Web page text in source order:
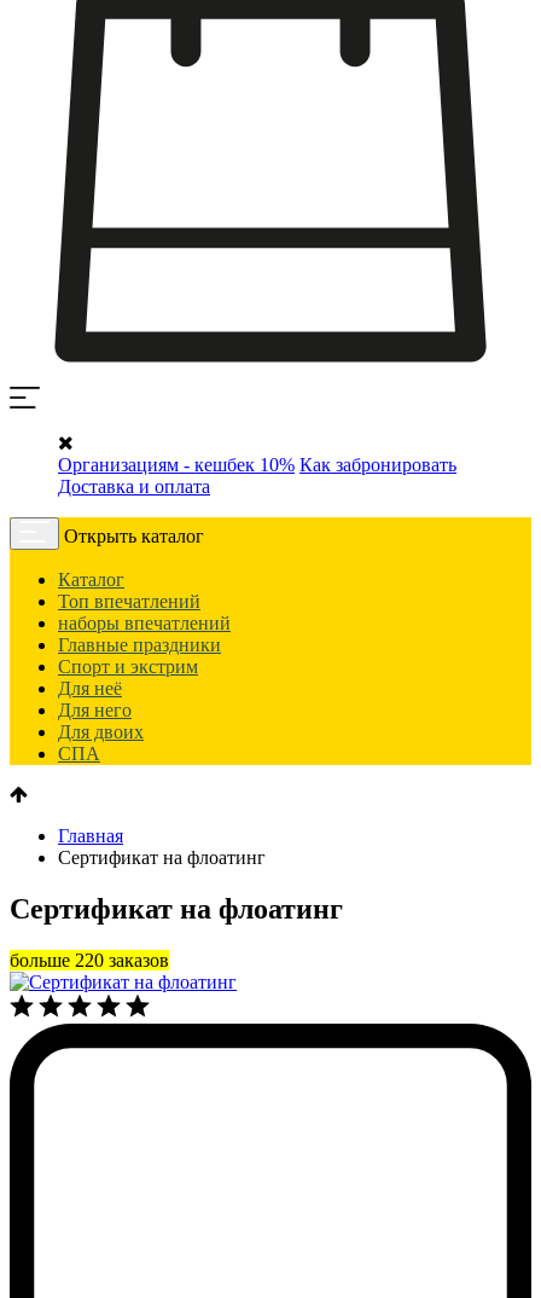
Организациям - кешбек 10% Как забронировать
Доставка и оплата
Открыть каталог
Каталог
Топ впечатлений
наборы впечатлений
Главные праздники
Спорт и экстрим
Для неё
Для него
Для двоих
СПА
Главная
Сертификат на флоатинг
Сертификат на флоатинг
больше 220 заказов